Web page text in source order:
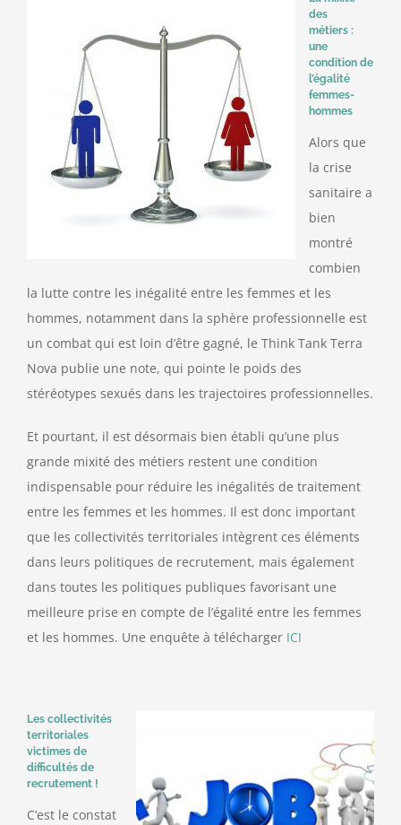
Contact
des
métiers :
une
condition de
l’égalité
femmes-
hommes
Alors que
la crise
sanitaire a
bien
montré
combien
la lutte contre les inégalité entre les femmes et les
hommes, notamment dans la sphère professionnelle est
un combat qui est loin d’être gagné, le Think Tank Terra
Nova publie une note, qui pointe le poids des
stéréotypes sexués dans les trajectoires professionnelles.
Et pourtant, il est désormais bien établi qu’une plus
grande mixité des métiers restent une condition
indispensable pour réduire les inégalités de traitement
entre les femmes et les hommes. Il est donc important
que les collectivités territoriales intègrent ces éléments
dans leurs politiques de recrutement, mais également
dans toutes les politiques publiques favorisant une
meilleure prise en compte de l’égalité entre les femmes
et les hommes. Une enquête à télécharger ICI
Les collectivités
territoriales
victimes de
difficultés de
recrutement !
C’est le constat